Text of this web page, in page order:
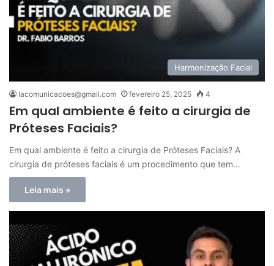
Harmonização Facial
lacomunicacoes@gmail.com fevereiro 25, 2025 4
Em qual ambiente é feito a cirurgia de
Próteses Faciais?
Em qual ambiente é feito a cirurgia de Próteses Faciais? A
cirurgia de próteses faciais é um procedimento que tem…
Leia mais »